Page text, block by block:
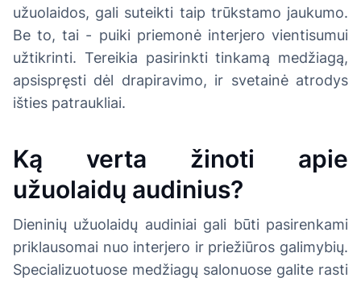
užuolaidos, gali suteikti taip trūkstamo jaukumo.
Be to, tai - puiki priemonė interjero vientisumui
užtikrinti. Tereikia pasirinkti tinkamą medžiagą,
apsispręsti dėl drapiravimo, ir svetainė atrodys
išties patraukliai.
Ką verta žinoti apie
užuolaidų audinius?
Dieninių užuolaidų audiniai gali būti pasirenkami
priklausomai nuo interjero ir priežiūros galimybių.
Specializuotuose medžiagų salonuose galite rasti